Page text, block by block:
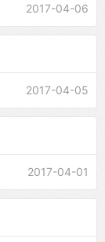
2017-04-06
2017-04-05
2017-04-01